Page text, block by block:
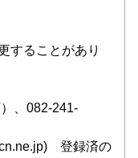
することがあり
、082-241-
　登録済の